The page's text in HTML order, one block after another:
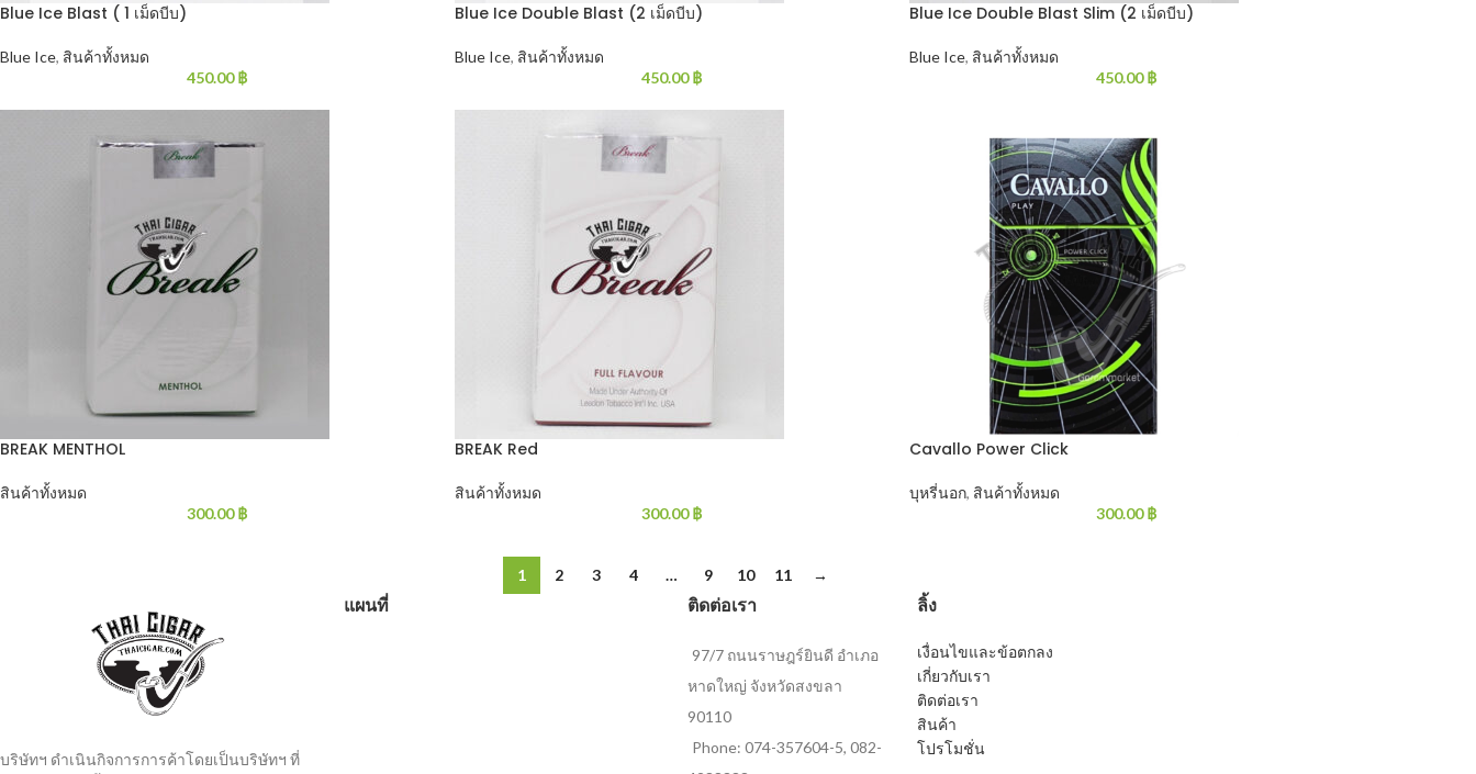
Blue Ice Blast ( 1 เม็ดบีบ)
Blue Ice, สินค้าทั้งหมด
450.00฿
Blue Ice Double Blast (2 เม็ดบีบ)
Blue Ice, สินค้าทั้งหมด
450.00฿
Blue Ice Double Blast Slim (2 เม็ดบีบ)
Blue Ice, สินค้าทั้งหมด
450.00฿
BREAK MENTHOL
สินค้าทั้งหมด
300.00฿
BREAK Red
สินค้าทั้งหมด
300.00฿
Cavallo Power Click
บุหรี่นอก, สินค้าทั้งหมด
300.00฿
1 2 3 4 … 9 10 11 →
บริษัทฯ ดำเนินกิจการการค้าโดยเป็นบริษัทฯ ที่
แผนที่ ติดต่อเรา
97/7 ถนนราษฎร์ยินดี อำเภอ
หาดใหญ่ จังหวัดสงขลา
90110
Phone: 074-357604-5, 082-
ลิ้ง
เงื่อนไขและข้อตกลง
เกี่ยวกับเรา
ติดต่อเรา
สินค้า
โปรโมชั่น